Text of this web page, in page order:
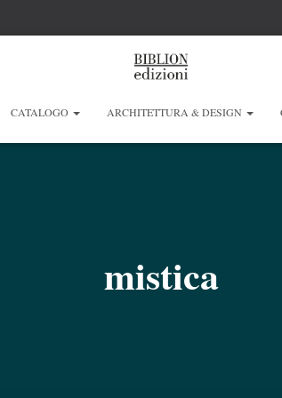
CATALOGO ARCHITETTURA & DESIGN
mistica